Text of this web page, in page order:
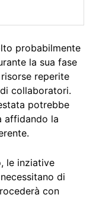
probabilmente
la sua fase
reperite
collaboratori.
potrebbe
affidando la
le inziative
di
con